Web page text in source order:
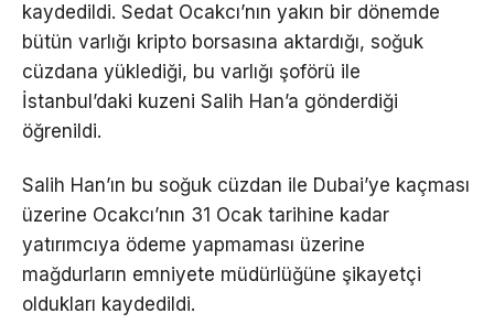
kaydedildi. Sedat Ocakcı’nın yakın bir dönemde
bütün varlığı kripto borsasına aktardığı, soğuk
cüzdana yüklediği, bu varlığı şoförü ile
İstanbul’daki kuzeni Salih Han’a gönderdiği
öğrenildi.
Salih Han’ın bu soğuk cüzdan ile Dubai’ye kaçması
üzerine Ocakcı’nın 31 Ocak tarihine kadar
yatırımcıya ödeme yapmaması üzerine
mağdurların emniyete müdürlüğüne şikayetçi
oldukları kaydedildi.